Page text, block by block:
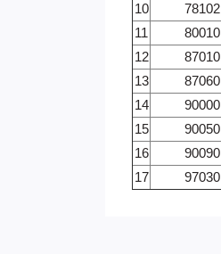
10
78102
11
80010
12
87010
13
87060
14
90000
15
90050
16
90090
17
97030